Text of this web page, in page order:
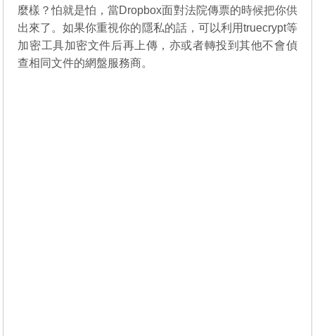
麼樣？怕就是怕，當Dropbox面對法院傳票的時候把你供
出來了。如果你重視你的隱私的話，可以利用truecrypt等
加密工具加密文件后再上傳，亦或者轉投到其他不會偵
查相同文件的網盤服務商。